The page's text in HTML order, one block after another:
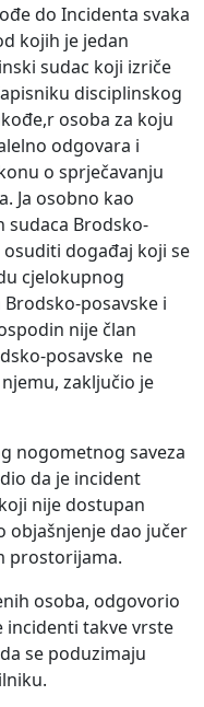
do Incidenta svaka
kojih je jedan
sudac koji izriče
disciplinskog
osoba za koju
odgovara i
o sprječavanju
Ja osobno kao
sudaca Brodsko-
događaj koji se
cjelokupnog
posavske i
nije član
posavske ne
zaključio je
nogometnog saveza
da je incident
nije dostupan
objašnjenje dao jučer
prostorijama.
osoba, odgovorio
incidenti takve vrste
se poduzimaju